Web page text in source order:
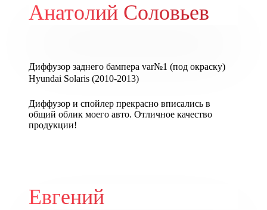
Анатолий Соловьев
Диффузор заднего бампера var№1 (под окраску)
Hyundai Solaris (2010-2013)
Диффузор и спойлер прекрасно вписались в
общий облик моего авто. Отличное качество
продукции!
Евгений